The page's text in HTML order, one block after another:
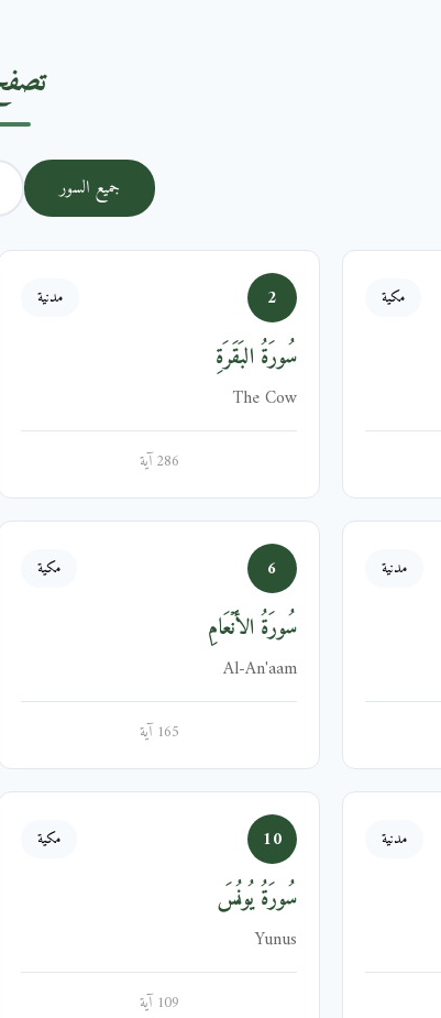
جميع السور
مكية 2 مدنية
سُورَةُ البَقَرَةِ
The Cow
286 آية
مدنية 6 مكية
سُورَةُ الأَنۡعَامِ
Al-An'aam
165 آية
مدنية 10 مكية
سُورَةُ يُونُسَ
Yunus
109 آية